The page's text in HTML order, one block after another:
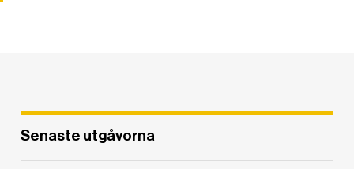
Senaste utgåvorna